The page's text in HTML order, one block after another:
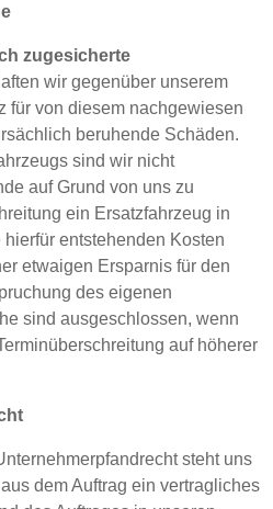
zugesicherte
wir gegenüber unserem
für von diesem nachgewiesen
beruhende Schäden.
sind wir nicht
auf Grund von uns zu
ein Ersatzfahrzeug in
entstehenden Kosten
etwaigen Ersparnis für den
des eigenen
sind ausgeschlossen, wenn
auf höherer
steht uns
dem Auftrag ein vertragliches